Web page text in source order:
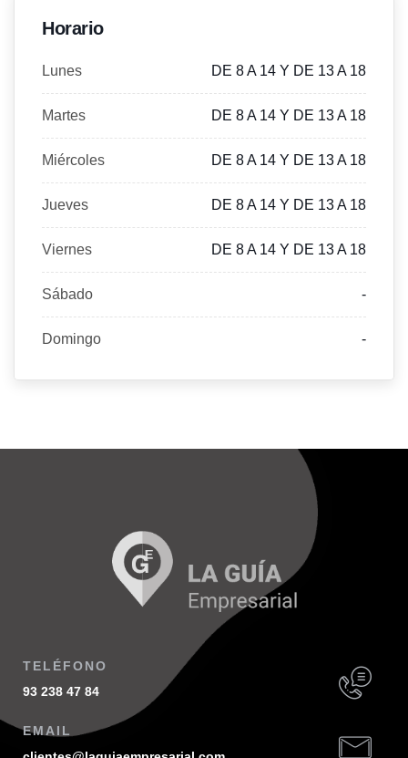
Horario
Lunes DE 8 A 14 Y DE 13 A 18
Martes DE 8 A 14 Y DE 13 A 18
Miércoles DE 8 A 14 Y DE 13 A 18
Jueves DE 8 A 14 Y DE 13 A 18
Viernes DE 8 A 14 Y DE 13 A 18
Sábado -
Domingo -
TELÉFONO
93 238 47 84
EMAIL